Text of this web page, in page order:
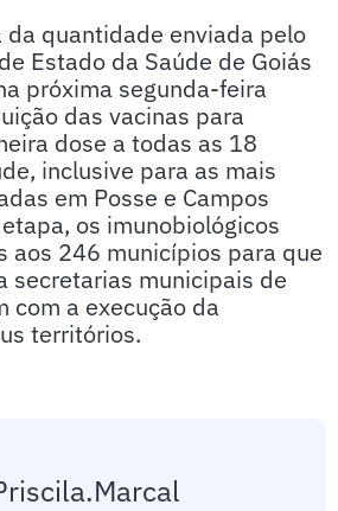
da quantidade enviada pelo
Estado da Saúde de Goiás
próxima segunda-feira
das vacinas para
dose a todas as 18
inclusive para as mais
em Posse e Campos
os imunobiológicos
aos 246 municípios para que
secretarias municipais de
com a execução da
territórios.